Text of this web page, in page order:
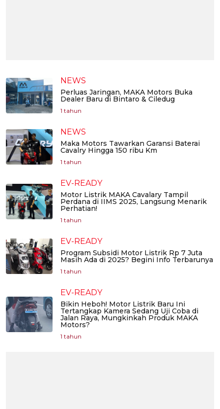
NEWS
Perluas Jaringan, MAKA Motors Buka
Dealer Baru di Bintaro & Ciledug
1 tahun
NEWS
Maka Motors Tawarkan Garansi Baterai
Cavalry Hingga 150 ribu Km
1 tahun
EV-READY
Motor Listrik MAKA Cavalary Tampil
Perdana di IIMS 2025, Langsung Menarik
Perhatian!
1 tahun
EV-READY
Program Subsidi Motor Listrik Rp 7 Juta
Masih Ada di 2025? Begini Info Terbarunya
1 tahun
EV-READY
Bikin Heboh! Motor Listrik Baru Ini
Tertangkap Kamera Sedang Uji Coba di
Jalan Raya, Mungkinkah Produk MAKA
Motors?
1 tahun